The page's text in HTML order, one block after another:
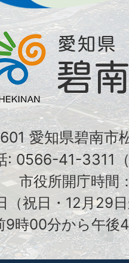
愛知県碧南市
: 0566-41-3311
市役所開庁時間
（祝日・12月29
9時00分から午後